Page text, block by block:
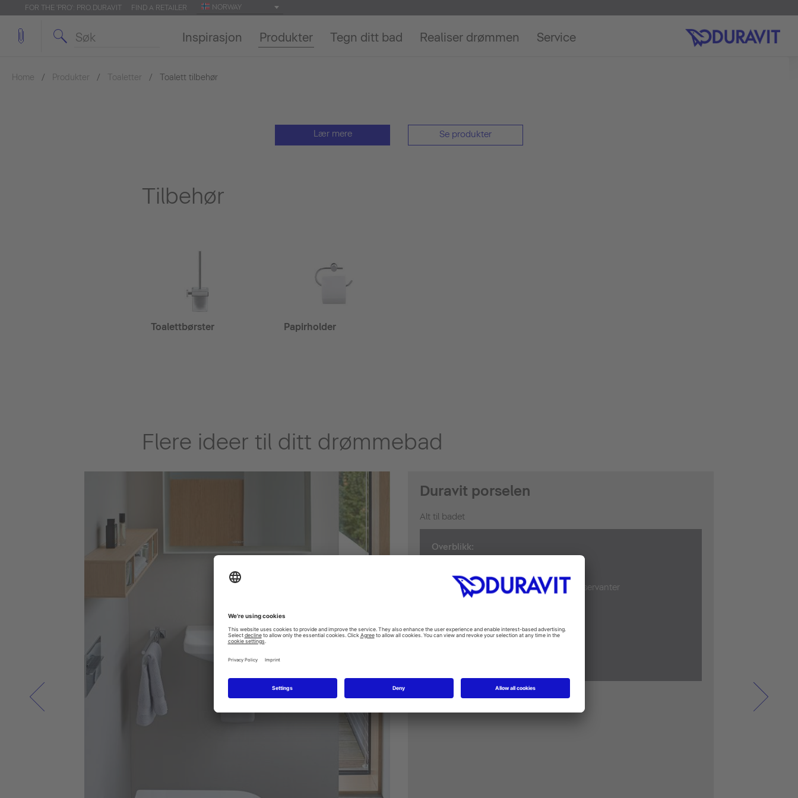
FOR THE 'PRO': PRO.DURAVIT FIND A RETAILER NORWAY
Inspirasjon Produkter Tegn ditt bad Realiser drømmen Service
Home Produkter Toaletter Toalett tilbehør
Lær mere Se produkter
Tilbehør
Toalettbørster Papirholder
Flere ideer til ditt drømmebad
Duravit porselen
Alt til badet
Overblikk:
Toppmonterte & vegghengte servanter
Urinaler